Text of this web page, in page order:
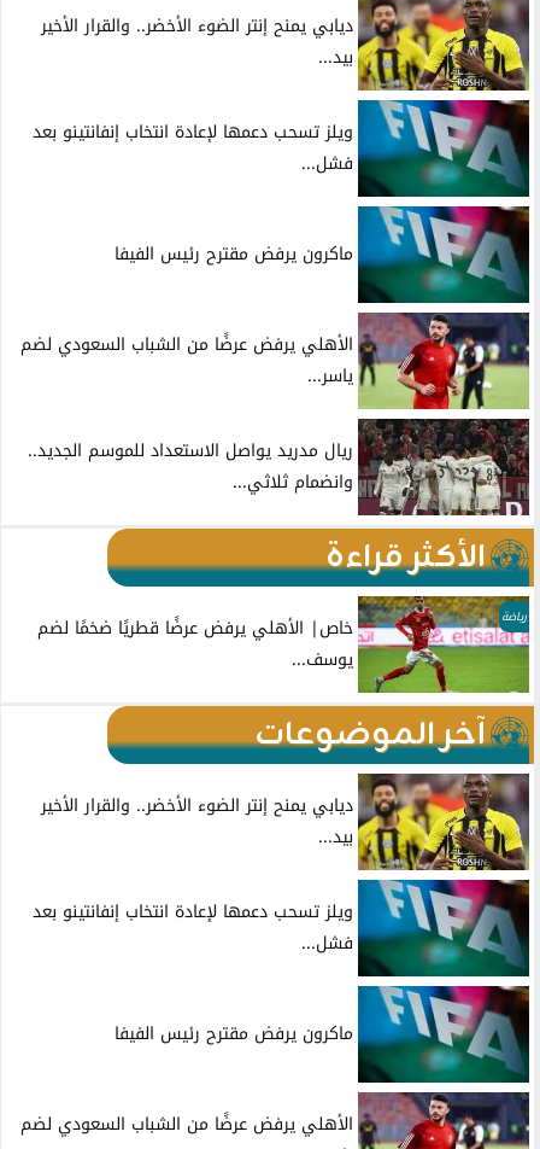
ديابي يمنح إنتر الضوء الأخضر.. والقرار الأخير
بيد...
ويلز تسحب دعمها لإعادة انتخاب إنفانتينو بعد
فشل...
ماكرون يرفض مقترح رئيس الفيفا
الأهلي يرفض عرضًا من الشباب السعودي لضم
ياسر...
ريال مدريد يواصل الاستعداد للموسم الجديد..
وانضمام ثلاثي...
الأكثر قراءة
رياضة
خاص| الأهلي يرفض عرضًا قطريًا ضخمًا لضم
يوسف...
آخر الموضوعات
ديابي يمنح إنتر الضوء الأخضر.. والقرار الأخير
بيد...
ويلز تسحب دعمها لإعادة انتخاب إنفانتينو بعد
فشل...
ماكرون يرفض مقترح رئيس الفيفا
الأهلي يرفض عرضًا من الشباب السعودي لضم